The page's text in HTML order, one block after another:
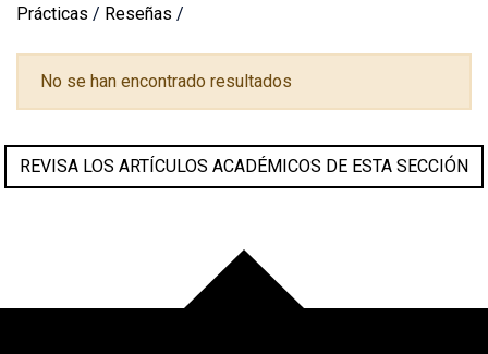
Prácticas / Reseñas /
No se han encontrado resultados
REVISA LOS ARTÍCULOS ACADÉMICOS DE ESTA SECCIÓN